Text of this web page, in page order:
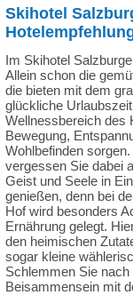
Skihotel
Im Skihotel
Allein schon die
die bieten mit dem
glückliche
Wellnessbereich des
Bewegung,
Wohlbefinden
vergessen Sie dabei
Geist und Seele in
genießen, denn bei
Hof wird besonders
Ernährung gelegt.
den heimischen
sogar kleine
Schlemmen Sie
Beisammensein mit